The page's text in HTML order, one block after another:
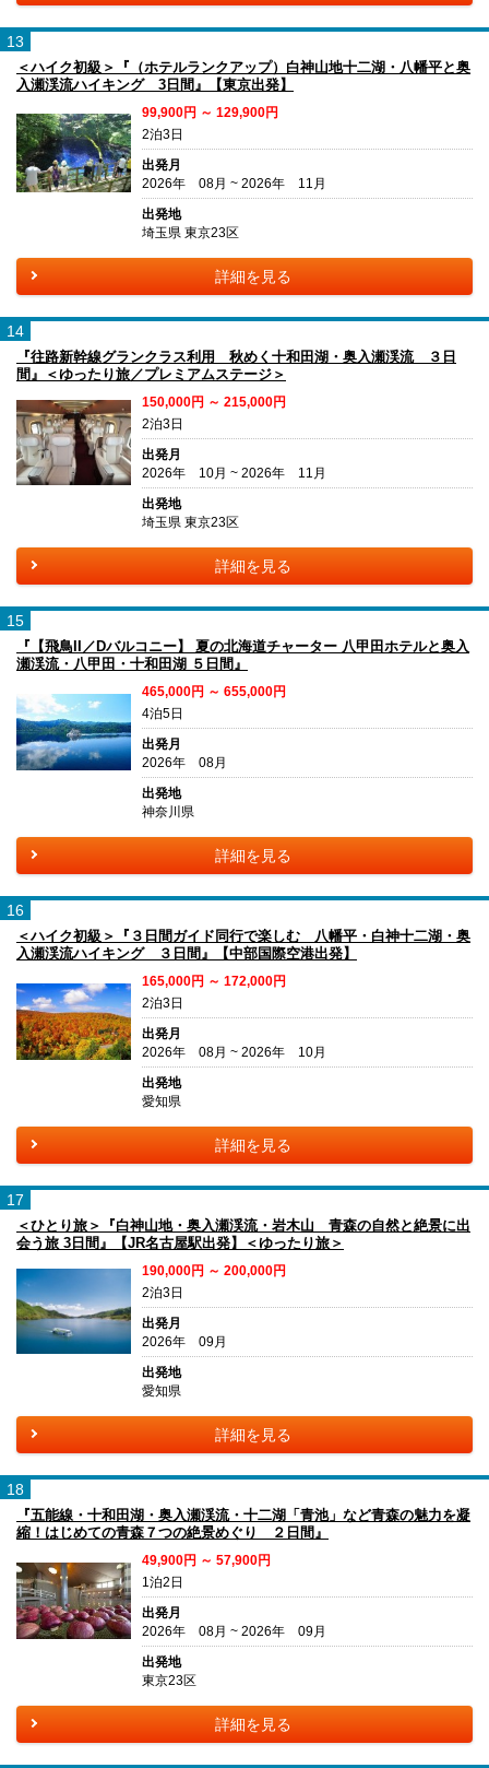
13
＜ハイク初級＞『（ホテルランクアップ）白神山地十二湖・八幡平と奥
入瀬渓流ハイキング 3日間』【東京出発】
99,900円 ～ 129,900円
2泊3日
出発月
2026年 08月 ~ 2026年 11月
出発地
埼玉県 東京23区
詳細を見る
14
『往路新幹線グランクラス利用 秋めく十和田湖・奥入瀬渓流 ３日
間』＜ゆったり旅／プレミアムステージ＞
150,000円 ～ 215,000円
2泊3日
出発月
2026年 10月 ~ 2026年 11月
出発地
埼玉県 東京23区
詳細を見る
15
『【飛鳥II／Dバルコニー】 夏の北海道チャーター 八甲田ホテルと奥入
瀬渓流・八甲田・十和田湖 ５日間』
465,000円 ～ 655,000円
4泊5日
出発月
2026年 08月
出発地
神奈川県
詳細を見る
16
＜ハイク初級＞『３日間ガイド同行で楽しむ 八幡平・白神十二湖・奥
入瀬渓流ハイキング ３日間』【中部国際空港出発】
165,000円 ～ 172,000円
2泊3日
出発月
2026年 08月 ~ 2026年 10月
出発地
愛知県
詳細を見る
17
＜ひとり旅＞『白神山地・奥入瀬渓流・岩木山 青森の自然と絶景に出
会う旅 3日間』【JR名古屋駅出発】＜ゆったり旅＞
190,000円 ～ 200,000円
2泊3日
出発月
2026年 09月
出発地
愛知県
詳細を見る
18
『五能線・十和田湖・奥入瀬渓流・十二湖「青池」など青森の魅力を凝
縮！はじめての青森７つの絶景めぐり ２日間』
49,900円 ～ 57,900円
1泊2日
出発月
2026年 08月 ~ 2026年 09月
出発地
東京23区
詳細を見る